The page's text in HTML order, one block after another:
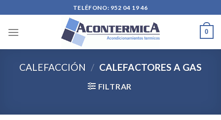
to
content
TELÉFONO: 952 04 19 46
0
CALEFACCIÓN / CALEFACTORES A GAS
FILTRAR